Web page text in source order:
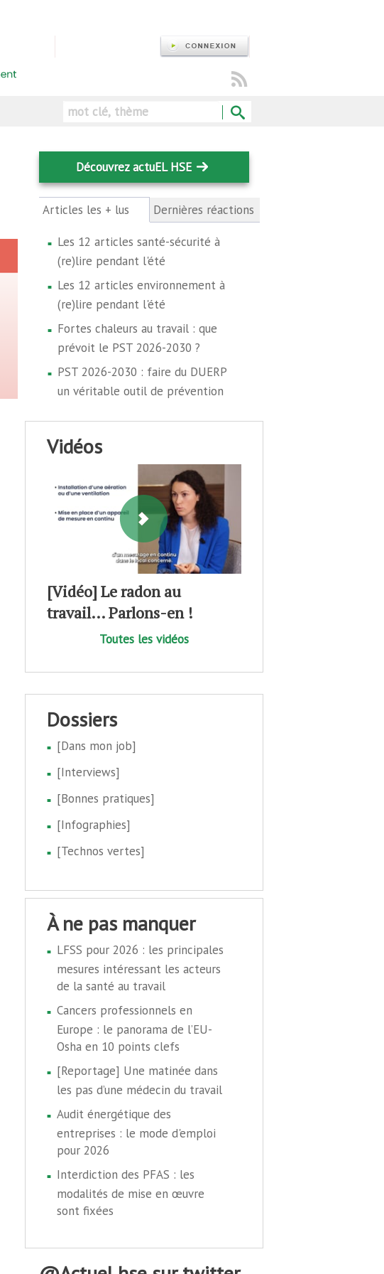
Rechercher
Découvrez actuEL HSE
Articles les + lus (onglet
actif)
Dernières réactions
Les 12 articles santé-sécurité à
(re)lire pendant l'été
Les 12 articles environnement à
(re)lire pendant l'été
Fortes chaleurs au travail : que
prévoit le PST 2026-2030 ?
PST 2026-2030 : faire du DUERP
un véritable outil de prévention
vidéos
[Vidéo] Le radon au
travail… Parlons-en !
Toutes les vidéos
dossiers
[Dans mon job]
[Interviews]
[Bonnes pratiques]
[Infographies]
[Technos vertes]
à ne pas manquer
LFSS pour 2026 : les principales
mesures intéressant les acteurs
de la santé au travail
Cancers professionnels en
Europe : le panorama de l’EU-
Osha en 10 points clefs
[Reportage] Une matinée dans
les pas d’une médecin du travail
Audit énergétique des
entreprises : le mode d'emploi
pour 2026
Interdiction des PFAS : les
modalités de mise en œuvre
sont fixées